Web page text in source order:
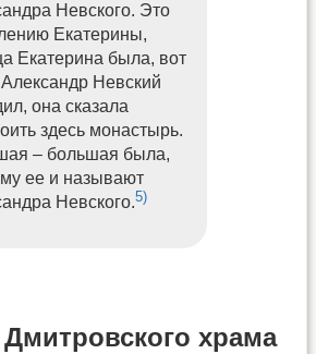
Невского. Это
Екатерины,
Екатерина была, вот
Александр Невский
она сказала
здесь монастырь.
– большая была,
ее и называют
Невского.5)
храма